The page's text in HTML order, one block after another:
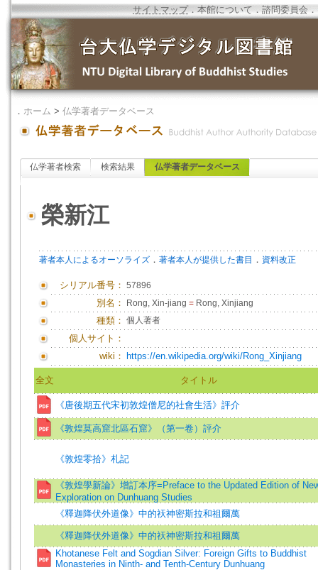
サイトマップ．本館について ．諮問委員会 ．
． ホーム > 仏学著者データベース
仏学著者検索 検索結果 仏学著者データベース
榮新江
著者本人によるオーソライズ ． 著者本人が提供した書目 ． 資料改正
シリアル番号： 57896
別名： Rong, Xin-jiang = Rong, Xinjiang
種類： 個人著者
個人サイト：
wiki：
https://en.wikipedia.org/wiki/Rong_Xinjiang
全文 タイトル
《唐後期五代宋初敦煌僧尼的社會生活》評介
《敦煌莫高窟北區石窟》（第一卷）評介
《敦煌零拾》札記
《敦煌學新論》增訂本序=Preface to the Updated Edition of
Exploration on Dunhuang Studies
《釋迦降伏外道像》中的祆神密斯拉和祖爾萬
《釋迦降伏外道像》中的祆神密斯拉和祖爾萬
Khotanese Felt and Sogdian Silver: Foreign Gifts to Buddhist
Monasteries in Ninth- and Tenth-Century Dunhuang